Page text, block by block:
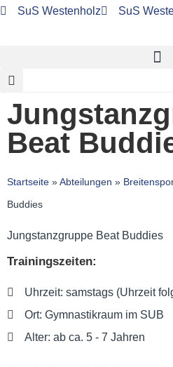
SuS Westenholz SuS
Beat
Startseite » Abteilungen »
Buddies
Jungstanzgruppe Beat Buddies
Trainingszeiten:
Uhrzeit: samstags (Uhrzeit
Ort: Gymnastikraum im SUB
Alter: ab ca. 5 - 7 Jahren